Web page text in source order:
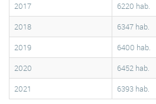
2017
6220 hab.
2018
6347 hab.
2019
6400 hab.
2020
6452 hab.
2021
6393 hab.